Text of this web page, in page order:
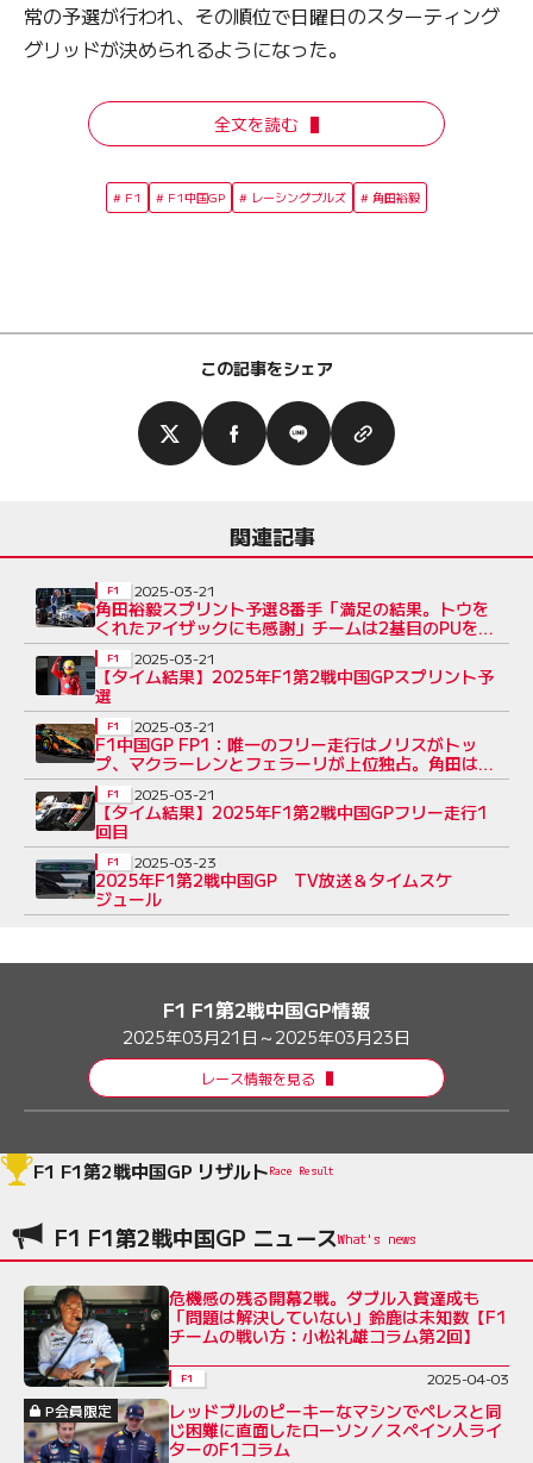
常の予選が行われ、その順位で日曜日のスターティング
グリッドが決められるようになった。
全文を読む
F1 F1中国GP レーシングブルズ 角田裕毅
この記事をシェア
関連記事
角田裕毅スプリント予選8番手「満足の結果。トウを
くれたアイザックにも感謝」チームは2基目のPUを投
入
F1 2025-03-21
【タイム結果】2025年F1第2戦中国GPスプリント予
選
F1 2025-03-21
F1中国GP FP1：唯一のフリー走行はノリスがトッ
プ、マクラーレンとフェラーリが上位独占。角田は
10番手
F1 2025-03-21
【タイム結果】2025年F1第2戦中国GPフリー走行1
回目
F1 2025-03-21
2025年F1第2戦中国GP TV放送＆タイムスケ
ジュール
F1 2025-03-23
F1 F1第2戦中国GP情報
2025年03月21日～2025年03月23日
レース情報を見る
F1 F1第2戦中国GP リザルトRace Result
F1 F1第2戦中国GP ニュース
危機感の残る開幕2戦。ダブル入賞達成も
「問題は解決していない」鈴鹿は未知数【F1
チームの戦い方：小松礼雄コラム第2回】
F1
2025-04-03
P会員限定
レッドブルのピーキーなマシンでペレスと同
じ困難に直面したローソン／スペイン人ライ
ターのF1コラム